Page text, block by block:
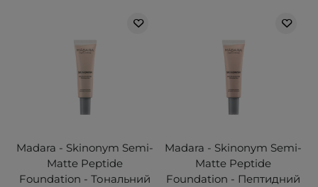
Madara - Skinonym Semi-
Matte Peptide
Foundation - Тональний
Madara - Skinonym Semi-
Matte Peptide
Foundation - Пептидний